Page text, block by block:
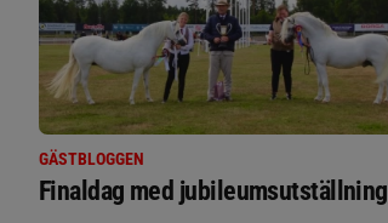
GÄSTBLOGGEN
Finaldag med jubileumsutställning